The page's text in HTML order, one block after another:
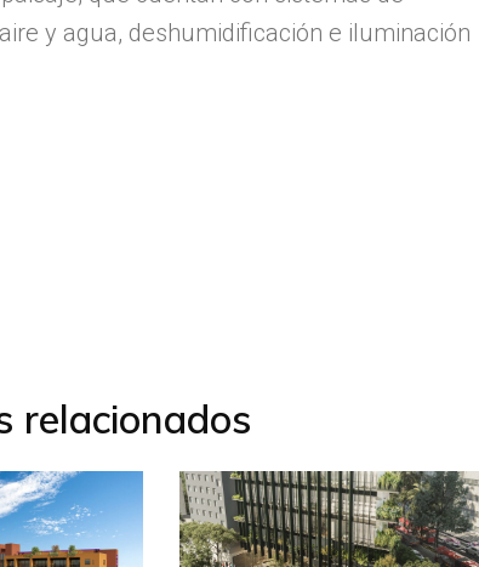
y agua, deshumidificación e iluminación
relacionados